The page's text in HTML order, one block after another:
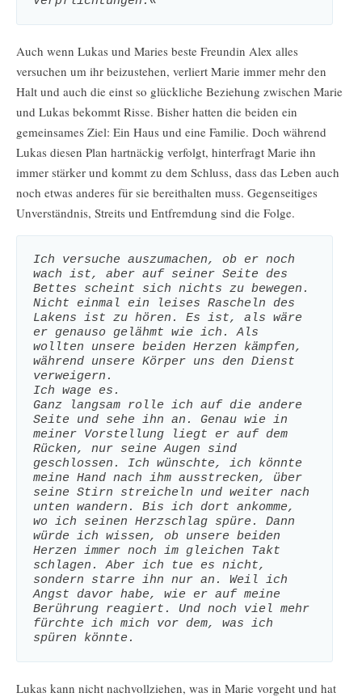
Auch wenn Lukas und Maries beste Freundin Alex alles
versuchen um ihr beizustehen, verliert Marie immer mehr den
Halt und auch die einst so glückliche Beziehung zwischen Marie
und Lukas bekommt Risse. Bisher hatten die beiden ein
gemeinsames Ziel: Ein Haus und eine Familie. Doch während
Lukas diesen Plan hartnäckig verfolgt, hinterfragt Marie ihn
immer stärker und kommt zu dem Schluss, dass das Leben auch
noch etwas anderes für sie bereithalten muss. Gegenseitiges
Unverständnis, Streits und Entfremdung sind die Folge.
Ich versuche auszumachen, ob er noch
wach ist, aber auf seiner Seite des
Bettes scheint sich nichts zu bewegen.
Nicht einmal ein leises Rascheln des
Lakens ist zu hören. Es ist, als wäre
er genauso gelähmt wie ich. Als
wollten unsere beiden Herzen kämpfen,
während unsere Körper uns den Dienst
verweigern.
Ich wage es.
Ganz langsam rolle ich auf die andere
Seite und sehe ihn an. Genau wie in
meiner Vorstellung liegt er auf dem
Rücken, nur seine Augen sind
geschlossen. Ich wünschte, ich könnte
meine Hand nach ihm ausstrecken, über
seine Stirn streicheln und weiter nach
unten wandern. Bis ich dort ankomme,
wo ich seinen Herzschlag spüre. Dann
würde ich wissen, ob unsere beiden
Herzen immer noch im gleichen Takt
schlagen. Aber ich tue es nicht,
sondern starre ihn nur an. Weil ich
Angst davor habe, wie er auf meine
Berührung reagiert. Und noch viel mehr
fürchte ich mich vor dem, was ich
spüren könnte.
Lukas kann nicht nachvollziehen, was in Marie vorgeht und hat